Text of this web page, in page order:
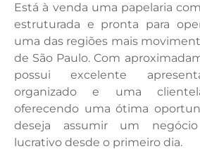
Está à venda uma papelaria
estruturada e pronta para
uma das regiões mais
de São Paulo. Com
possui excelente
organizado e uma
oferecendo uma ótima
deseja assumir um
lucrativo desde o primeiro dia.